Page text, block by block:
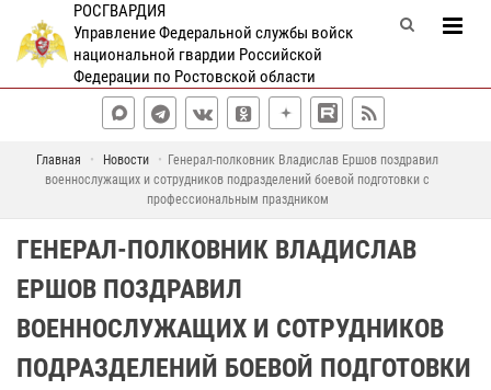
РОСГВАРДИЯ
Управление Федеральной службы войск
национальной гвардии Российской
Федерации по Ростовской области
Главная Новости
Генерал-полковник Владислав Ершов поздравил
военнослужащих и сотрудников подразделений боевой подготовки с
профессиональным праздником
ГЕНЕРАЛ-ПОЛКОВНИК ВЛАДИСЛАВ
ЕРШОВ ПОЗДРАВИЛ
ВОЕННОСЛУЖАЩИХ И СОТРУДНИКОВ
ПОДРАЗДЕЛЕНИЙ БОЕВОЙ ПОДГОТОВКИ